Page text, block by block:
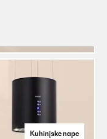
Kuhinjske nape